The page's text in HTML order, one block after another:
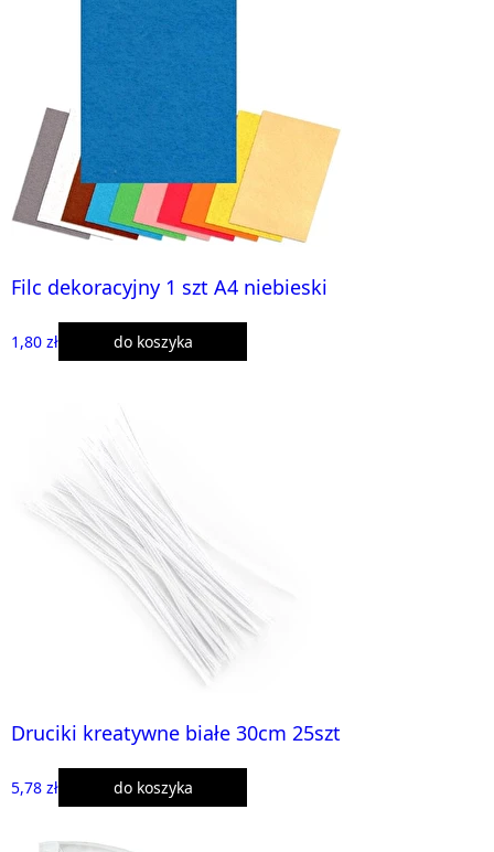
Filc dekoracyjny 1 szt A4 niebieski
1,80 zł do koszyka
Druciki kreatywne białe 30cm 25szt
5,78 zł do koszyka